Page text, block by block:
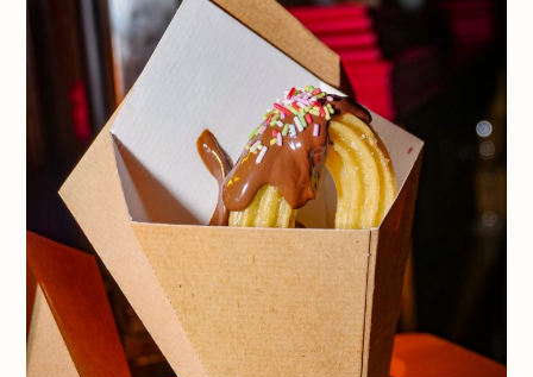
Churros-Stand! Ihre Churros-
Animation wird Ihre Gäste auf eine
Reise durch ein schmackhaftes
kulinarisches Erlebnis mitnehmen.
Sie kann für alle Arten von
geschäftlichen oder privaten
Veranstaltungen angepasst
werden und ist die ideale
Gelegenheit, dieses köstliche
spanische Gebäck zu genießen.